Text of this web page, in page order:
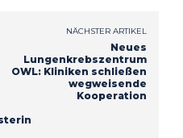
NÄCHSTER ARTIKEL
Neues
Lungenkrebszentrum
OWL: Kliniken schließen
wegweisende
Kooperation